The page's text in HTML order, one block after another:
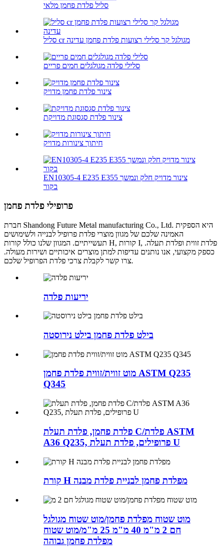
סליל פלדת פחמן מלאי
סליל cr מגולגל קר סלילי רצועות פלדת פחמן עדינה
סלילי פלדה מגולגלים חמים פריים
צינור פלדת פחמן מדויק
צינור פלדת סגסוגת מדויקת
חיתוך צינורות מדויק
EN10305-4 E235 E355 צינור מדויק חלק ונמשך
בקור
פרופילי פלדת פחמן
חברת Shandong Future Metal manufacturing Co., Ltd. היא הספקית
האמינה שלכם של מגוון מוצרי פלדת פרופיל לבנייה ולשימושים
תעשייתיים. המגוון שלנו כולל קורות H, קורות I, פלדת זווית ופלדת תעלה.
כספק מקצועי, אנו נותנים עדיפות למתן מוצרים איכותיים ושירות מעולה.
צרו קשר לקבלת צרכי פלדת הפרופיל שלכם.
יריעות פלדה
בילט פלדת פחמן בילט נירוסטה
מוט זווית/זווית פלדת פחמן ASTM Q235
Q345
פלדת פחמן, פלדת תעלת C/פלדת ASTM
A36 Q235, פרופילים, פלדת תעלת U
קורת H מפלדת פחמן לבניית פלדת מבנה
מוט שטוח מפלדת פחמן/מוט שטוח מגולגל
חם 2 מ"מ 40 מ"מ 25 מ"מ/מוט שטוח
מפלדת פחמן גבוהה